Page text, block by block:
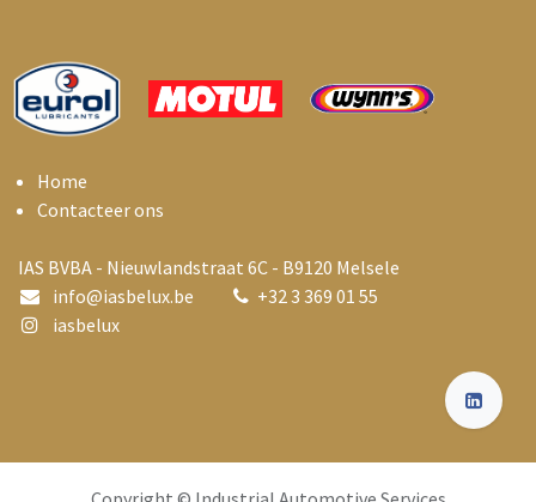
Home
Contacteer ons
IAS BVBA - Nieuwlandstraat 6C - B9120 Melsele
info@iasbelux.be +32 3 369 01 55
iasbelux